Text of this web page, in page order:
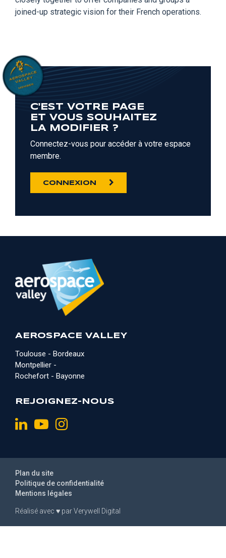
joined-up strategic vision for their French operations.
C'EST VOTRE PAGE
ET VOUS SOUHAITEZ
LA MODIFIER ?
Connectez-vous pour accéder à votre espace
membre.
CONNEXION
AEROSPACE VALLEY
Toulouse - Bordeaux
Montpellier -
Rochefort - Bayonne
REJOIGNEZ-NOUS
Réalisé avec ♥ parVerywell Digital
Mentions légales
Politique de confidentialité
Plan du site